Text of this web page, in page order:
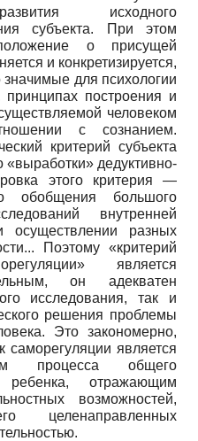
исходного
субъекта. При этом
о присущей
и конкретизируется,
для психологии
построения и
человеком
с сознанием.
критерий субъекта
«выработки» дедуктивно-
этого критерия —
обобщения большого
внутренней
осуществлении разных
Поэтому «критерий
является
он адекватен
исследования, так и
решения проблемы
Это закономерно,
саморегуляции является
процесса общего
ребенка, отражающим
возможностей,
целенаправленных